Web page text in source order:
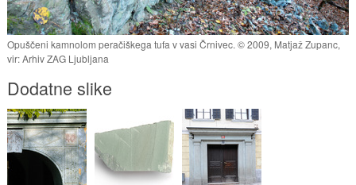
Opuščeni kamnolom peračiškega tufa v vasi Črnivec. © 2009, Matjaž Zupanc,
vir: Arhiv ZAG Ljubljana
Dodatne slike